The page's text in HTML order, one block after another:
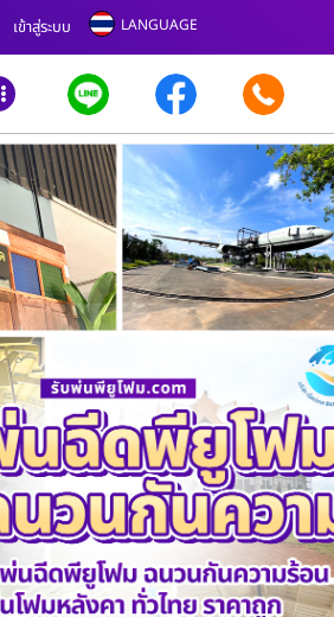
เข้าสู่ระบบ LANGUAGE